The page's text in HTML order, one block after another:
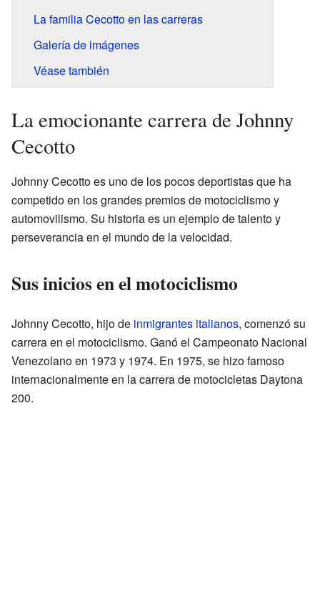
La familia Cecotto en las carreras
Galería de imágenes
Véase también
La emocionante carrera de Johnny
Cecotto
Johnny Cecotto es uno de los pocos deportistas que ha
competido en los grandes premios de motociclismo y
automovilismo. Su historia es un ejemplo de talento y
perseverancia en el mundo de la velocidad.
Sus inicios en el motociclismo
Johnny Cecotto, hijo de inmigrantes italianos, comenzó su
carrera en el motociclismo. Ganó el Campeonato Nacional
Venezolano en 1973 y 1974. En 1975, se hizo famoso
internacionalmente en la carrera de motocicletas Daytona
200.